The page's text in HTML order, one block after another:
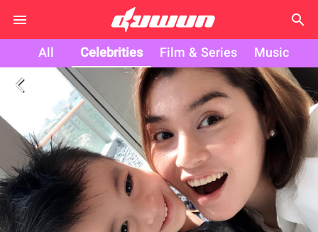
search
All Celebrities Film & Series Music
arrow_back_ios